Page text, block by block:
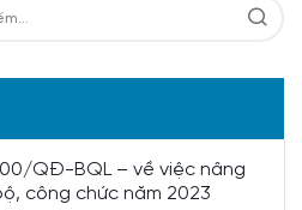
QĐ-BQL – về việc nâng
công chức năm 2023